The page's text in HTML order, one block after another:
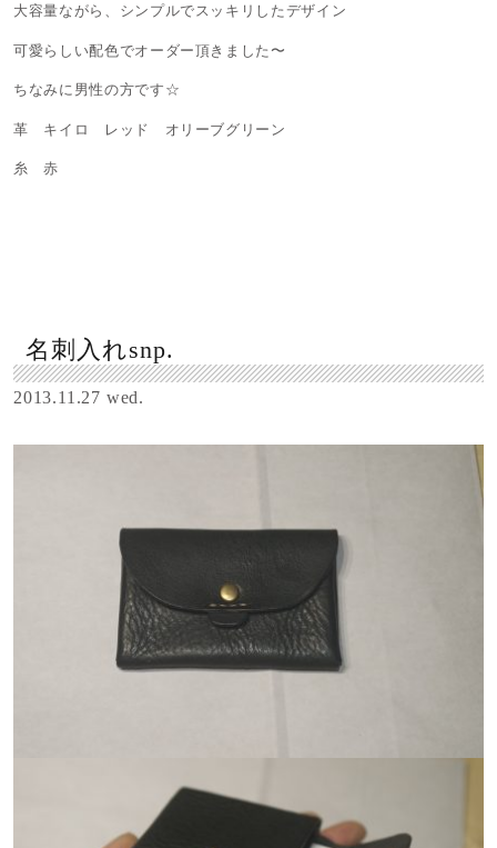
大容量ながら、シンプルでスッキリしたデザイン
可愛らしい配色でオーダー頂きました〜
ちなみに男性の方です☆
革 キイロ レッド オリーブグリーン
糸 赤
名刺入れsnp.
2013.11.27 wed.